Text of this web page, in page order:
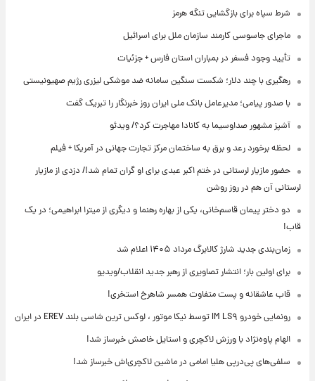
شرط سپاه برای بازگشایی تنگه هرمز
ماجرای جاسوسی کارمند سازمان ملل برای اسرائیل
تأیید وجود فسفر در بمباران استان فارس + جزئیات
رهگیری با چند دلار؛ شکست سنگین سامانه ضد موشکی لیزری رژیم صهیونیستی
با صدور پیامی؛ مدیرعامل بانک ملی ایران روز خبرنگار را تبریک گفت
آشپز مشهور صداوسیما به کانادا مهاجرت کرد؟/ ویدئو
لحظه برخورد رعد و برق به ساختمان مرکز تجارت جهانی در آمریکا + فیلم
حضور مازیار لرستانی در ختم اکبر عبدی برای او گران تمام شد!/ دزدی از مازیار
لرستانی آن هم در روز روشن
دو دختر پیمان قاسم‌خانی، یکی از بهاره رهنما و دیگری از میترا ابراهیمی؛ در یک
قاب!
زمان‌بندی جدید شارژ کالابرگ مرداد ۱۴۰۵ اعلام شد
برای اولین بار؛ انتشار تصاویری از رهبر جدید انقلاب/ویدیو
قاب عاشقانه و پست متفاوت همسر شاهرخ استخری!
رونمایی خودرو IM LS۹ توسط نیکا موتور ، لوکس ترین شاسی بلند EREV در ایران
الهام پاوه‌نژاد با ورزش لاکچری و استایل خاصش خبرساز شد!
سلفی‌های پی‌درپی هلیا امامی در ماشین لاکچری‌اش خبرساز شد!